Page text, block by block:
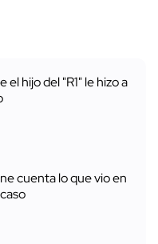
el hijo del "R1" le hizo a
cuenta lo que vio en